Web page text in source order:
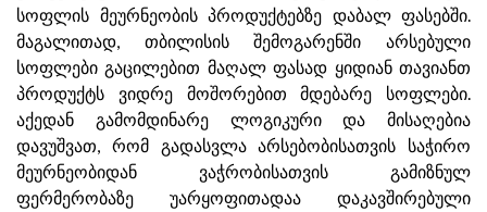
სოფლის მეურნეობის პროდუქტებზე დაბალ ფასებში.
მაგალითად, თბილისის შემოგარენში არსებული
სოფლები გაცილებით მაღალ ფასად ყიდიან თავიანთ
პროდუქტს ვიდრე მოშორებით მდებარე სოფლები.
აქედან გამომდინარე ლოგიკური და მისაღებია
დავუშვათ, რომ გადასვლა არსებობისათვის საჭირო
მეურნეობიდან ვაჭრობისათვის გამიზნულ
ფერმერობაზე უარყოფითადაა დაკავშირებული